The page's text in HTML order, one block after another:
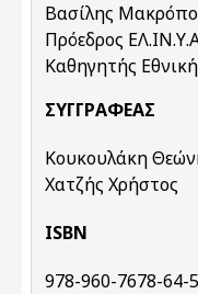
Βασίλης
Πρόεδρος
Καθηγητής
ΣΥΓΓΡΑΦΈΑΣ
Κουκουλάκη
Χατζής Χρήστος
ISBN
978-960-7678-64-5